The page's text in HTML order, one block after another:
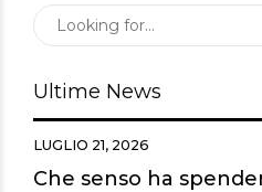
Ultime News
LUGLIO 21, 2026
Che senso ha